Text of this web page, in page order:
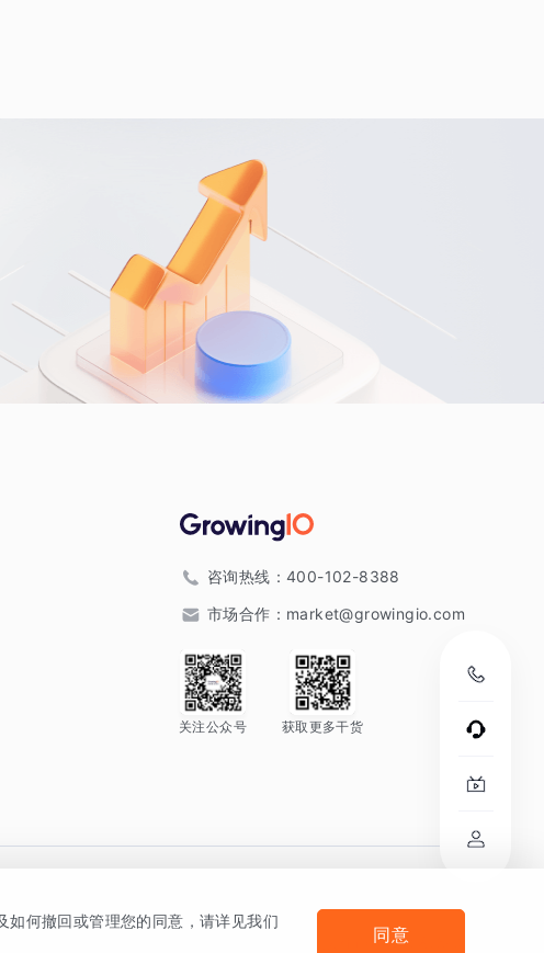
咨询热线： 400-102-8388
市场合作： market@growingio.com
关注公众号 获取更多干货
法律声明及隐私条款
何撤回或管理您的同意，请详见我们
同意